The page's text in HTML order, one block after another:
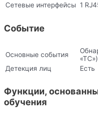
Сетевые интерфейсы 1
Событие
Основные события
Детекция лиц
Есть
Функции,
обучения